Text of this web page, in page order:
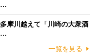
…
摩川越えて「川崎の大衆酒
…
一覧を見る